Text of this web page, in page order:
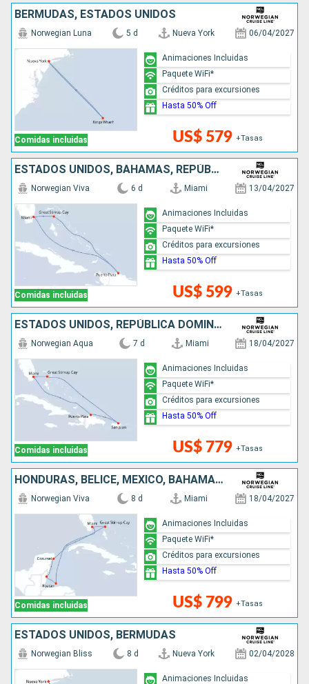
BERMUDAS, ESTADOS UNIDOS
Comidas incluidas
Norwegian Luna 5 d Nueva York 06/04/2027
US$ 579 +Tasas
Animaciones Incluidas
Paquete WiFi*
Créditos para excursiones
Hasta 50% Off
ESTADOS UNIDOS, BAHAMAS, REPÚBLICA DOMINICANA
Comidas incluidas
Norwegian Viva 6 d Miami 13/04/2027
US$ 599 +Tasas
Animaciones Incluidas
Paquete WiFi*
Créditos para excursiones
Hasta 50% Off
ESTADOS UNIDOS, REPÚBLICA DOMINICANA, PUERTO RICO, BAHAMAS
Comidas incluidas
Norwegian Aqua 7 d Miami 18/04/2027
US$ 779 +Tasas
Animaciones Incluidas
Paquete WiFi*
Créditos para excursiones
Hasta 50% Off
HONDURAS, BELICE, MÉXICO, BAHAMAS, ESTADOS UNIDOS
Comidas incluidas
Norwegian Viva 8 d Miami 18/04/2027
US$ 799 +Tasas
Animaciones Incluidas
Paquete WiFi*
Créditos para excursiones
Hasta 50% Off
ESTADOS UNIDOS, BERMUDAS
Norwegian Bliss 8 d Nueva York 02/04/2028
Animaciones Incluidas